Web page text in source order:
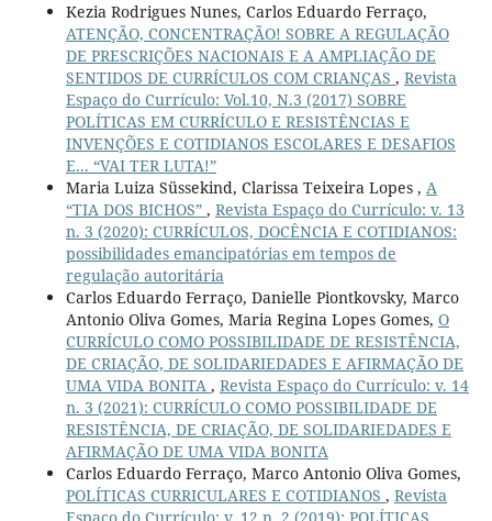
Kezia Rodrigues Nunes, Carlos Eduardo Ferraço,
ATENÇÃO, CONCENTRAÇÃO! SOBRE A REGULAÇÃO
DE PRESCRIÇÕES NACIONAIS E A AMPLIAÇÃO DE
SENTIDOS DE CURRÍCULOS COM CRIANÇAS , Revista
Espaço do Currículo: Vol.10, N.3 (2017) SOBRE
POLÍTICAS EM CURRÍCULO E RESISTÊNCIAS E
INVENÇÕES E COTIDIANOS ESCOLARES E DESAFIOS
E... “VAI TER LUTA!”
Maria Luiza Süssekind, Clarissa Teixeira Lopes , A
“TIA DOS BICHOS” , Revista Espaço do Currículo: v. 13
n. 3 (2020): CURRÍCULOS, DOCÊNCIA E COTIDIANOS:
possibilidades emancipatórias em tempos de
regulação autoritária
Carlos Eduardo Ferraço, Danielle Piontkovsky, Marco
Antonio Oliva Gomes, Maria Regina Lopes Gomes, O
CURRÍCULO COMO POSSIBILIDADE DE RESISTÊNCIA,
DE CRIAÇÃO, DE SOLIDARIEDADES E AFIRMAÇÃO DE
UMA VIDA BONITA , Revista Espaço do Currículo: v. 14
n. 3 (2021): CURRÍCULO COMO POSSIBILIDADE DE
RESISTÊNCIA, DE CRIAÇÃO, DE SOLIDARIEDADES E
AFIRMAÇÃO DE UMA VIDA BONITA
Carlos Eduardo Ferraço, Marco Antonio Oliva Gomes,
POLÍTICAS CURRICULARES E COTIDIANOS , Revista